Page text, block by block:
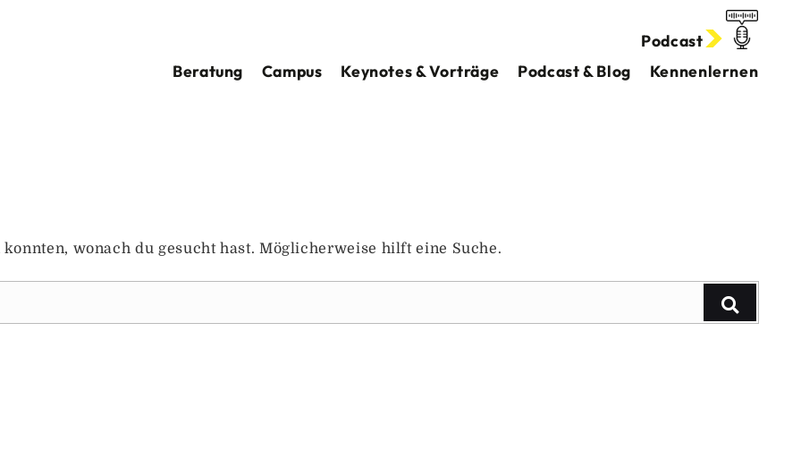
Podcast
Beratung
Campus Keynotes & Vorträge Podcast & Blog Kennenlernen
wonach du gesucht hast. Möglicherweise hilft eine Suche.
Suchen